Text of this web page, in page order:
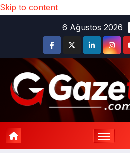
Skip to content
6 Ağustos 2026